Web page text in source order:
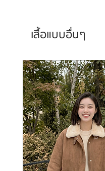
เสื้อแบบอื่นๆ